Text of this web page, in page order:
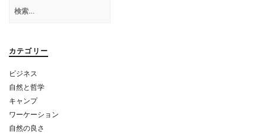
ー
ョ
ン
索:
カテゴリー
ビジネス
自然と哲学
キャンプ
ワーケーション
自然の良さ